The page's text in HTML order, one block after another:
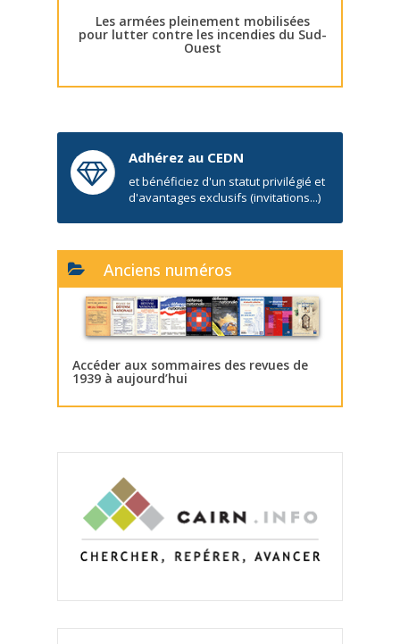
Les armées pleinement mobilisées
pour lutter contre les incendies du Sud-
Ouest
Adhérez au CEDN
et bénéficiez d'un statut privilégié et
d'avantages exclusifs (invitations...)
Anciens numéros
Accéder aux sommaires des revues de
1939 à aujourd’hui